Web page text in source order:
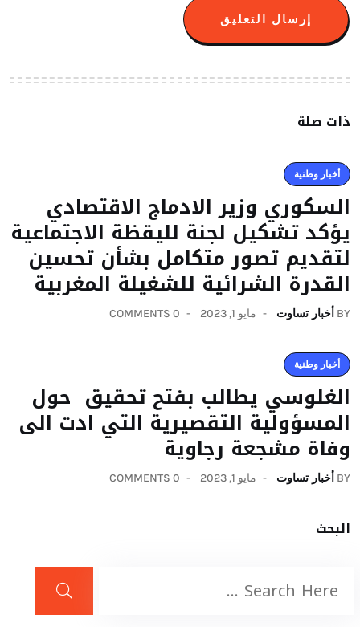
ذات صلة
أخبار وطنية
السكوري وزير الادماج الاقتصادي
يؤكد تشكيل لجنة لليقظة الاجتماعية
لتقديم تصور متكامل بشأن تحسين
القدرة الشرائية للشغيلة المغربية
BY أخبار تساوت مايو 1, 2023 0 COMMENTS
أخبار وطنية
الغلوسي يطالب بفتح تحقيق حول
المسؤولية التقصيرية التي ادت الى
وفاة مشجعة رجاوية
BY أخبار تساوت مايو 1, 2023 0 COMMENTS
البحث